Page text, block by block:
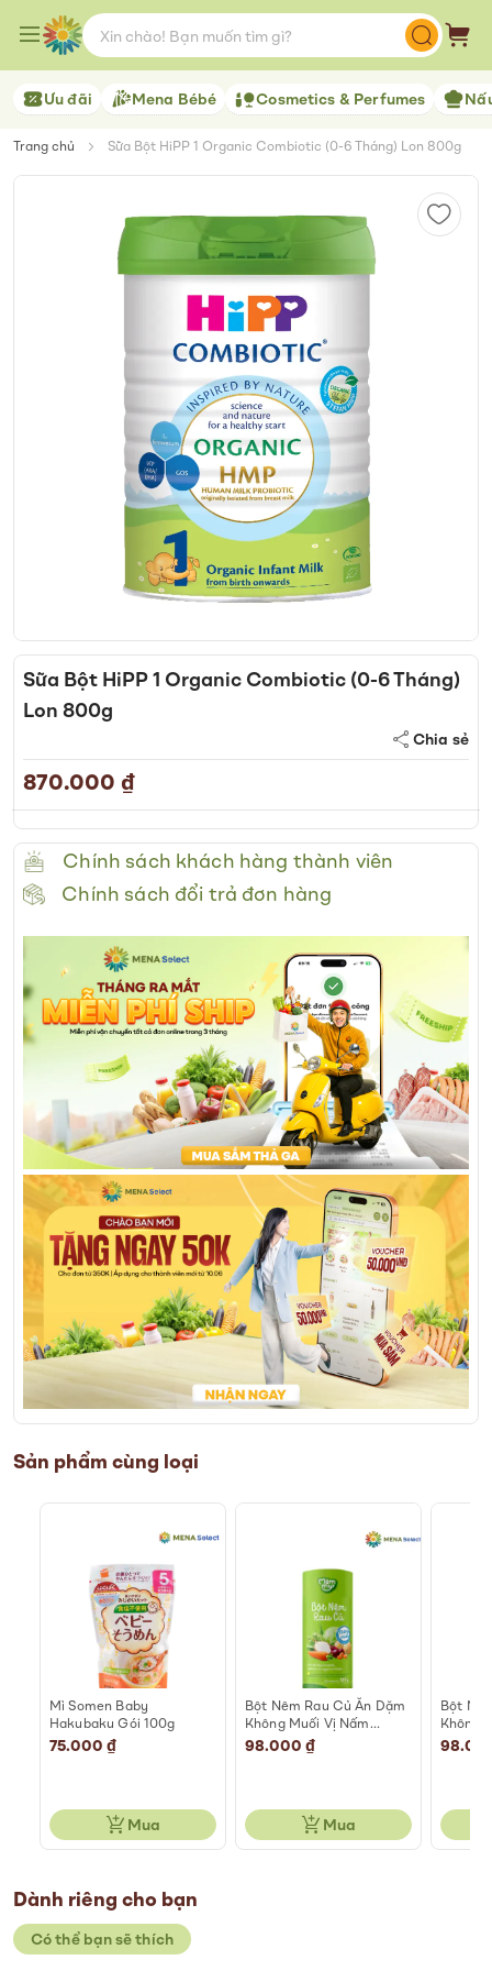
to
Content
Giỏ
Ưu đãi Mena Bébé Cosmetics & Perfumes
Trang chủ Sữa Bột HiPP 1 Organic Combiotic (0-6 Tháng) Lon 800g
Skip
Skip
to
beginning
the
images
gallery
Sữa Bột HiPP 1 Organic Combiotic (0-6 Tháng)
Lon 800g
Chia sẻ
870.000 ₫
Chính sách khách hàng thành viên
Chính sách đổi trả đơn hàng
Sản phẩm cùng loại
Mì Somen Baby
Hakubaku Gói 100g
75.000 ₫
Mua
Bột Nêm Rau Củ Ăn Dặm
Không Muối Vị Nấm
Hương Mămmy Hũ 85g
98.000 ₫
Mua
Bột
Không
Dành riêng cho bạn
Có thể bạn sẽ thích